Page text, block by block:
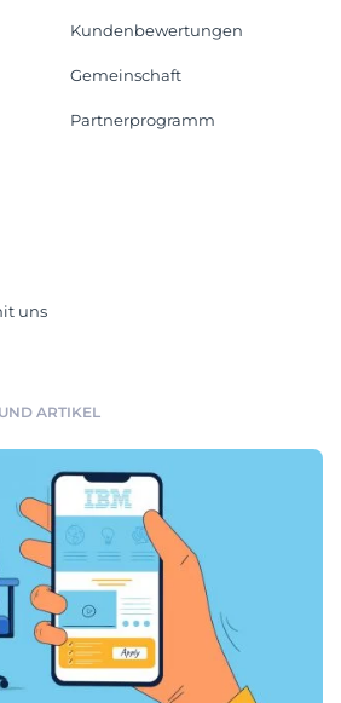
Kundenbewertungen
Gemeinschaft
Partnerprogramm
uns
ARTIKEL